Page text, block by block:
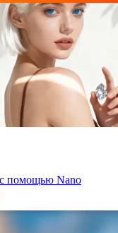
с помощью Nano